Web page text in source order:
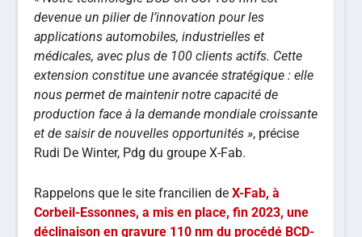
devenue un pilier de l’innovation pour les
applications automobiles, industrielles et
médicales, avec plus de 100 clients actifs. Cette
extension constitue une avancée stratégique : elle
nous permet de maintenir notre capacité de
production face à la demande mondiale croissante
et de saisir de nouvelles opportunités », précise
Rudi De Winter, Pdg du groupe X-Fab.
Rappelons que le site francilien deX-Fab, à
Corbeil-Essonnes, a mis en place, fin 2023, une
déclinaison en gravure 110 nm du procédé BCD-